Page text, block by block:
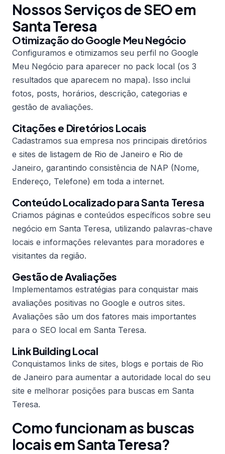
Nossos Serviços de SEO em
Santa Teresa
Otimização do Google Meu Negócio
Configuramos e otimizamos seu perfil no Google
Meu Negócio para aparecer no pack local (os 3
resultados que aparecem no mapa). Isso inclui
fotos, posts, horários, descrição, categorias e
gestão de avaliações.
Citações e Diretórios Locais
Cadastramos sua empresa nos principais diretórios
e sites de listagem de Rio de Janeiro e Rio de
Janeiro, garantindo consistência de NAP (Nome,
Endereço, Telefone) em toda a internet.
Conteúdo Localizado para Santa Teresa
Criamos páginas e conteúdos específicos sobre seu
negócio em Santa Teresa, utilizando palavras-chave
locais e informações relevantes para moradores e
visitantes da região.
Gestão de Avaliações
Implementamos estratégias para conquistar mais
avaliações positivas no Google e outros sites.
Avaliações são um dos fatores mais importantes
para o SEO local em Santa Teresa.
Link Building Local
Conquistamos links de sites, blogs e portais de Rio
de Janeiro para aumentar a autoridade local do seu
site e melhorar posições para buscas em Santa
Teresa.
Como funcionam as buscas
locais em Santa Teresa?